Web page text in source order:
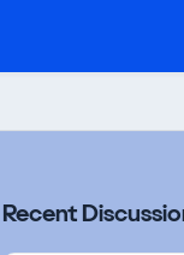
Recent